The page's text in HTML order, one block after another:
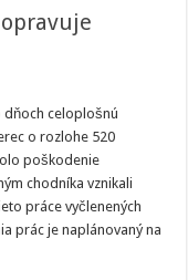
dňoch celoplošnú
o rozlohe 520
poškodenie
chodníka vznikali
práce vyčlenených
prác je naplánovaný na